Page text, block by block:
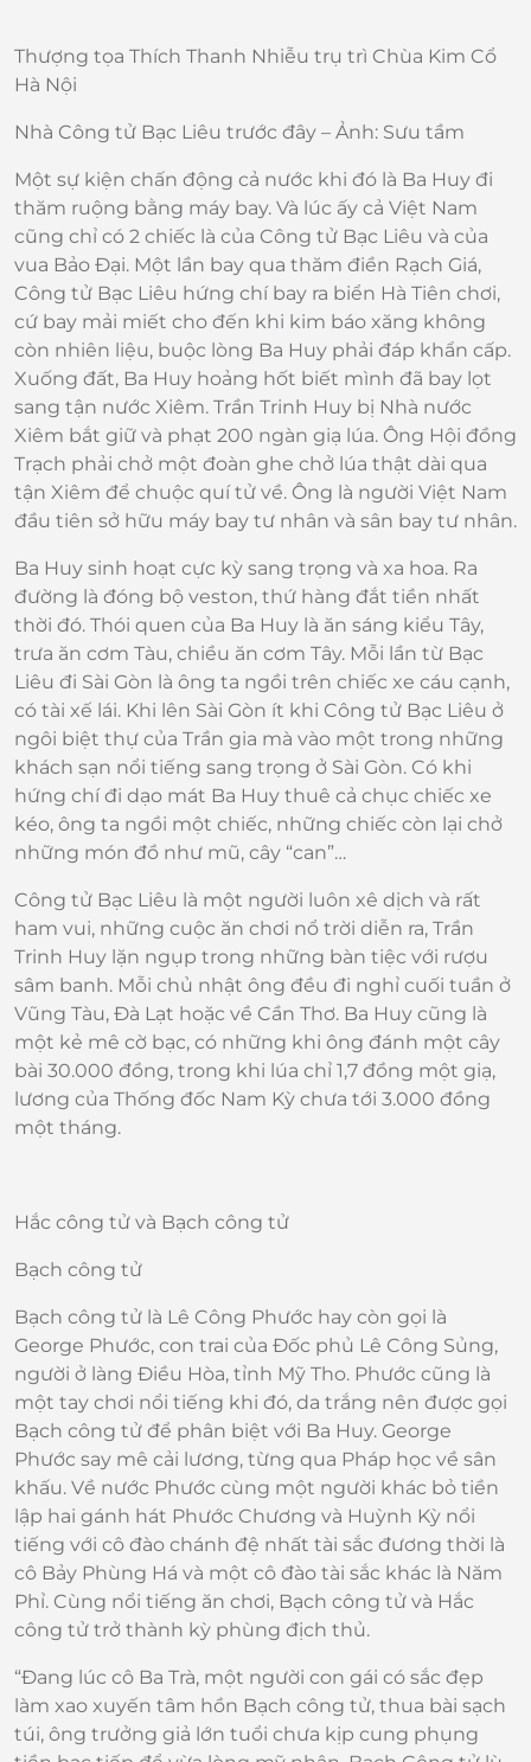
Thượng tọa Thích Thanh Nhiễu trụ trì Chùa Kim Cổ
Hà Nội
Nhà Công tử Bạc Liêu trước đây – Ảnh: Sưu tầm
Một sự kiện chấn động cả nước khi đó là Ba Huy đi
thăm ruộng bằng máy bay. Và lúc ấy cả Việt Nam
cũng chỉ có 2 chiếc là của Công tử Bạc Liêu và của
vua Bảo Đại. Một lần bay qua thăm điền Rạch Giá,
Công tử Bạc Liêu hứng chí bay ra biển Hà Tiên chơi,
cứ bay mải miết cho đến khi kim báo xăng không
còn nhiên liệu, buộc lòng Ba Huy phải đáp khẩn cấp.
Xuống đất, Ba Huy hoảng hốt biết mình đã bay lọt
sang tận nước Xiêm. Trần Trinh Huy bị Nhà nước
Xiêm bắt giữ và phạt 200 ngàn giạ lúa. Ông Hội đồng
Trạch phải chở một đoàn ghe chở lúa thật dài qua
tận Xiêm để chuộc quí tử về. Ông là người Việt Nam
đầu tiên sở hữu máy bay tư nhân và sân bay tư nhân.
Ba Huy sinh hoạt cực kỳ sang trọng và xa hoa. Ra
đường là đóng bộ veston, thứ hàng đắt tiền nhất
thời đó. Thói quen của Ba Huy là ăn sáng kiểu Tây,
trưa ăn cơm Tàu, chiều ăn cơm Tây. Mỗi lần từ Bạc
Liêu đi Sài Gòn là ông ta ngồi trên chiếc xe cáu cạnh,
có tài xế lái. Khi lên Sài Gòn ít khi Công tử Bạc Liêu ở
ngôi biệt thự của Trần gia mà vào một trong những
khách sạn nổi tiếng sang trọng ở Sài Gòn. Có khi
hứng chí đi dạo mát Ba Huy thuê cả chục chiếc xe
kéo, ông ta ngồi một chiếc, những chiếc còn lại chở
những món đồ như mũ, cây “can”…
Công tử Bạc Liêu là một người luôn xê dịch và rất
ham vui, những cuộc ăn chơi nổ trời diễn ra, Trần
Trinh Huy lặn ngụp trong những bàn tiệc với rượu
sâm banh. Mỗi chủ nhật ông đều đi nghỉ cuối tuần ở
Vũng Tàu, Đà Lạt hoặc về Cần Thơ. Ba Huy cũng là
một kẻ mê cờ bạc, có những khi ông đánh một cây
bài 30.000 đồng, trong khi lúa chỉ 1,7 đồng một giạ,
lương của Thống đốc Nam Kỳ chưa tới 3.000 đồng
một tháng.
Hắc công tử và Bạch công tử
Bạch công tử
Bạch công tử là Lê Công Phước hay còn gọi là
George Phước, con trai của Đốc phủ Lê Công Sủng,
người ở làng Điều Hòa, tỉnh Mỹ Tho. Phước cũng là
một tay chơi nổi tiếng khi đó, da trắng nên được gọi
Bạch công tử để phân biệt với Ba Huy. George
Phước say mê cải lương, từng qua Pháp học về sân
khấu. Về nước Phước cùng một người khác bỏ tiền
lập hai gánh hát Phước Chương và Huỳnh Kỳ nổi
tiếng với cô đào chánh đệ nhất tài sắc đương thời là
cô Bảy Phùng Há và một cô đào tài sắc khác là Năm
Phỉ. Cùng nổi tiếng ăn chơi, Bạch công tử và Hắc
công tử trở thành kỳ phùng địch thủ.
“Đang lúc cô Ba Trà, một người con gái có sắc đẹp
làm xao xuyến tâm hồn Bạch công tử, thua bài sạch
túi, ông trưởng giả lớn tuổi chưa kịp cung phụng